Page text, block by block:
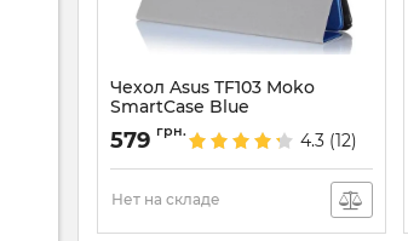
Чехол Asus TF103 Moko
SmartCase Blue
Артикул:934
579 грн. 4.3 (12)
Нет на складе